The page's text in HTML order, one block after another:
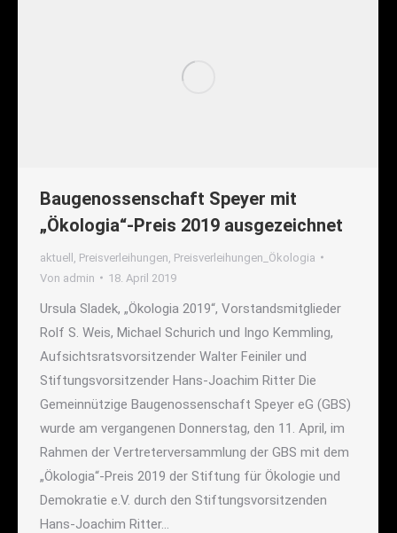
Baugenossenschaft Speyer mit
„Ökologia“-Preis 2019 ausgezeichnet
aktuell Preisverleihungen Preisverleihungen_Ökologia
Von admin 18. April 2019
Ursula Sladek, „Ökologia 2019“, Vorstandsmitglieder
Rolf S. Weis, Michael Schurich und Ingo Kemmling,
Aufsichtsratsvorsitzender Walter Feiniler und
Stiftungsvorsitzender Hans-Joachim Ritter Die
Gemeinnützige Baugenossenschaft Speyer eG (GBS)
wurde am vergangenen Donnerstag, den 11. April, im
Rahmen der Vertreterversammlung der GBS mit dem
„Ökologia“-Preis 2019 der Stiftung für Ökologie und
Demokratie e.V. durch den Stiftungsvorsitzenden
Hans-Joachim Ritter…